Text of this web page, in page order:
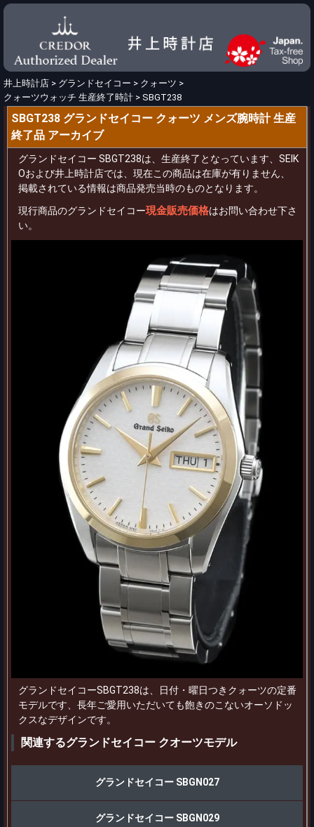
井上時計店 > グランドセイコー > クォーツ >
クォーツウォッチ 生産終了時計 > SBGT238
SBGT238 グランドセイコー クォーツ メンズ腕時計 生産
終了品 アーカイブ
グランドセイコー SBGT238は、生産終了となっています、SEIK
Oおよび井上時計店では、現在この商品は在庫が有りません、
掲載されている情報は商品発売当時のものとなります。
現行商品のグランドセイコー現金販売価格はお問い合わせ下さ
い。
グランドセイコーSBGT238は、日付・曜日つきクォーツの定番
モデルです、長年ご愛用いただいても飽きのこないオーソドッ
クスなデザインです。
関連するグランドセイコー クオーツモデル
グランドセイコー SBGN027
グランドセイコー SBGN029